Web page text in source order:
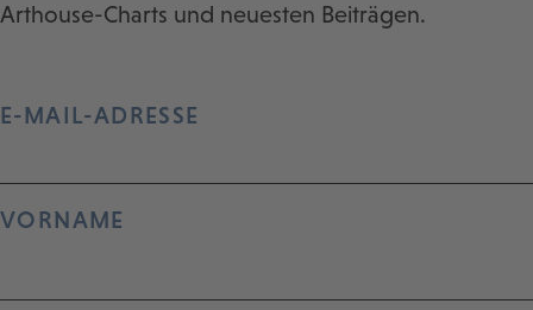
Arthouse-Charts und neuesten Beiträgen.
E-MAIL-ADRESSE
VORNAME